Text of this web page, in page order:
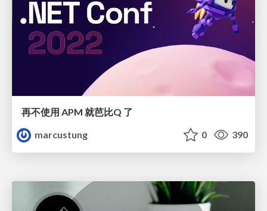
再不使用 APM 就芭比Q 了
marcustung
0 390